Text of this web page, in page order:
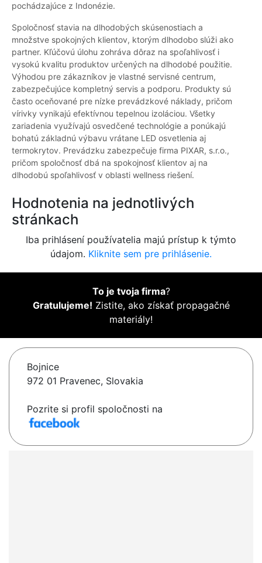
pochádzajúce z Indonézie.
Spoločnosť stavia na dlhodobých skúsenostiach a
množstve spokojných klientov, ktorým dlhodobo slúži ako
partner. Kľúčovú úlohu zohráva dôraz na spoľahlivosť i
vysokú kvalitu produktov určených na dlhodobé použitie.
Výhodou pre zákazníkov je vlastné servisné centrum,
zabezpečujúce kompletný servis a podporu. Produkty sú
často oceňované pre nízke prevádzkové náklady, pričom
vírivky vynikajú efektívnou tepelnou izoláciou. Všetky
zariadenia využívajú osvedčené technológie a ponúkajú
bohatú základnú výbavu vrátane LED osvetlenia aj
termokrytov. Prevádzku zabezpečuje firma PIXAR, s.r.o.,
pričom spoločnosť dbá na spokojnosť klientov aj na
dlhodobú spoľahlivosť v oblasti wellness riešení.
Hodnotenia na jednotlivých
stránkach
Iba prihlásení používatelia majú prístup k týmto
údajom. Kliknite sem pre prihlásenie.
To je tvoja firma?
Gratulujeme! Zistite, ako získať propagačné
materiály!
Bojnice
972 01 Pravenec, Slovakia
Pozrite si profil spoločnosti na